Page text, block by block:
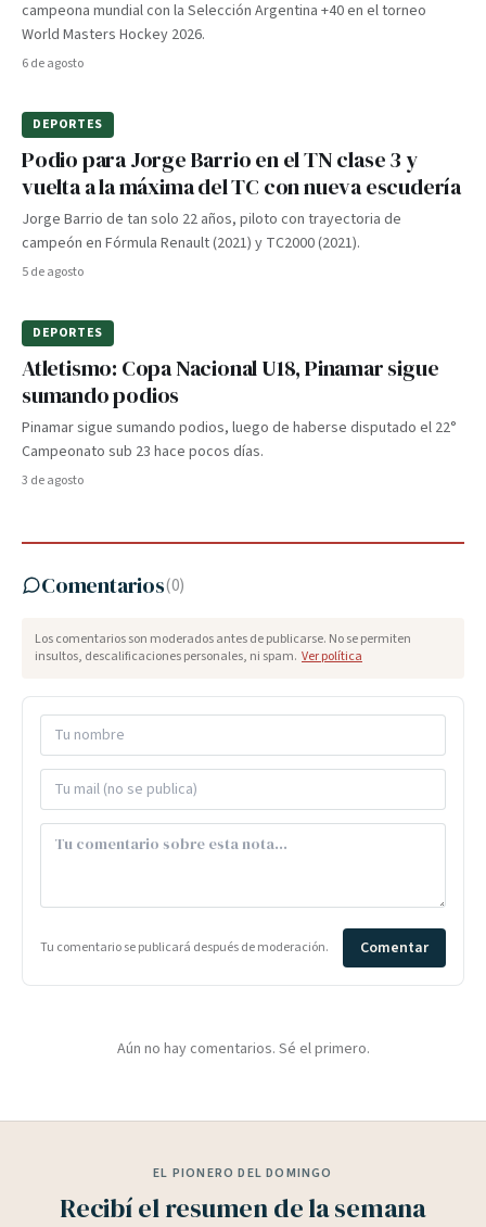
campeona mundial con la Selección Argentina +40 en el torneo
World Masters Hockey 2026.
6 de agosto
DEPORTES
Podio para Jorge Barrio en el TN clase 3 y
vuelta a la máxima del TC con nueva escudería
Jorge Barrio de tan solo 22 años, piloto con trayectoria de
campeón en Fórmula Renault (2021) y TC2000 (2021).
5 de agosto
DEPORTES
Atletismo: Copa Nacional U18, Pinamar sigue
sumando podios
Pinamar sigue sumando podios, luego de haberse disputado el 22°
Campeonato sub 23 hace pocos días.
3 de agosto
Comentarios(0)
Los comentarios son moderados antes de publicarse. No se permiten
insultos, descalificaciones personales, ni spam. Ver política
Tu comentario se publicará después de moderación. Comentar
Aún no hay comentarios. Sé el primero.
EL PIONERO DEL DOMINGO
Recibí el resumen de la semana